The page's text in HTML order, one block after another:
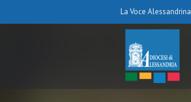
La Voce Alessandrina